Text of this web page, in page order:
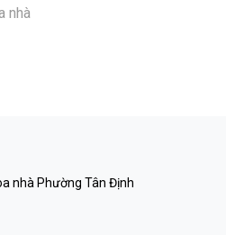
nhà
nhà Phường Tân Định